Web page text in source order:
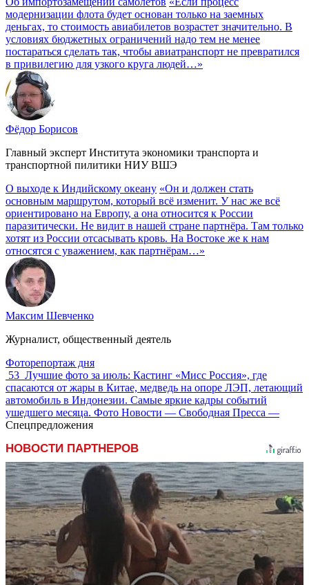
модернизации флота будет основан только на заемных
деньгах, то стоимость авиабилетов возрастет значительно. В
условиях бюджетных ограничений надо тем не менее
постараться сделать так, чтобы авиатранспорт не превратился
в привилегию для узкого круга людей…»
Фёдор Борисов
Главный эксперт Института экономики транспорта и
транспортной пилитики НИУ ВШЭ
О выходе к Индийскому океану «Он и должен стать
основным маршрутом, который всё изменит. У нас же всё
ориентировано на Европу, а она относится к России
паразитически. Не видит в нашей стране партнёра. Там только
хотят из России отсасывать кровь. На Востоке же к нам
относятся с уважением, как партнёрам…»
Максим Шевченко
Журналист, общественный деятель
Фоторепортаж дня
53 Лучшие фото за июль: Кастинг «Мисс Россия», где
спасаются от жары в Китае, медведь на опоре ЛЭП, летающий
автомобиль в Индонезии. Самые яркие кадры событий
ушедшего месяца. Фото Новости — Свободная Пресса —
Спецпредложения
НОВОСТИ ПАРТНЕРОВ